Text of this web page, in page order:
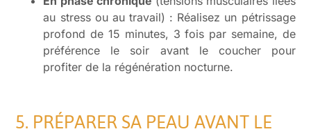
au stress ou au travail) : Réalisez un pétrissage
profond de 15 minutes, 3 fois par semaine, de
préférence le soir avant le coucher pour
profiter de la régénération nocturne.
5. PRÉPARER SA PEAU AVANT LE